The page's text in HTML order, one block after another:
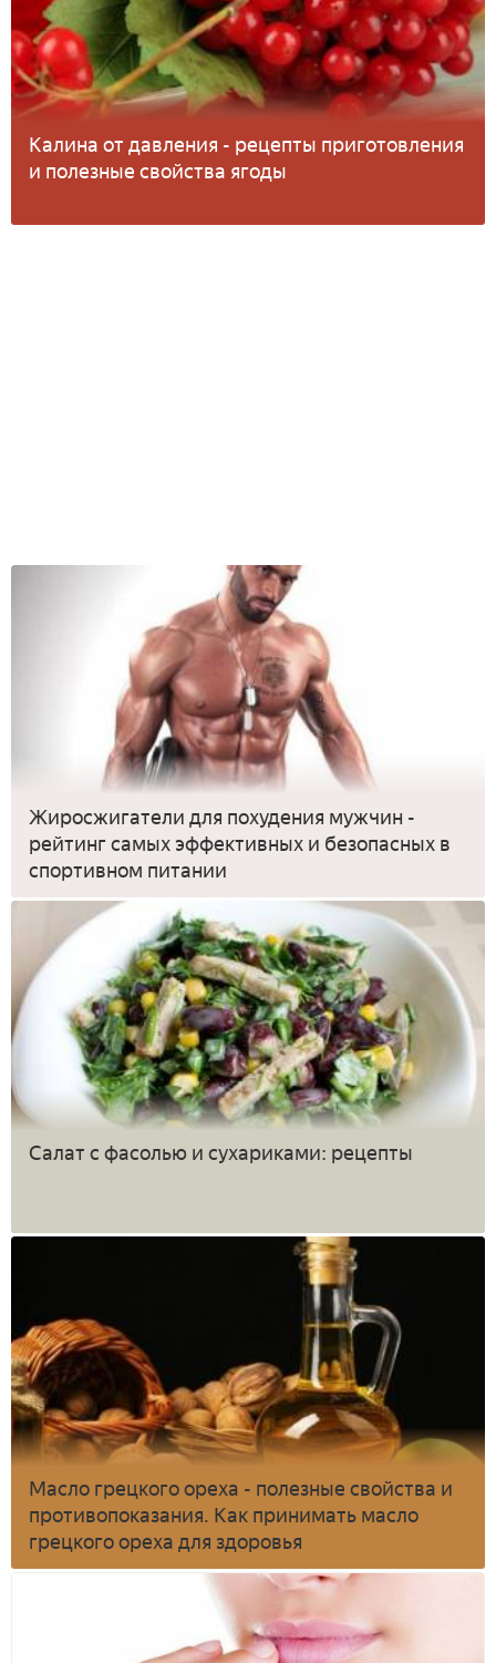
Калина от давления - рецепты приготовления
и полезные свойства ягоды
Жиросжигатели для похудения мужчин -
рейтинг самых эффективных и безопасных в
спортивном питании
Салат с фасолью и сухариками: рецепты
Масло грецкого ореха - полезные свойства и
противопоказания. Как принимать масло
грецкого ореха для здоровья